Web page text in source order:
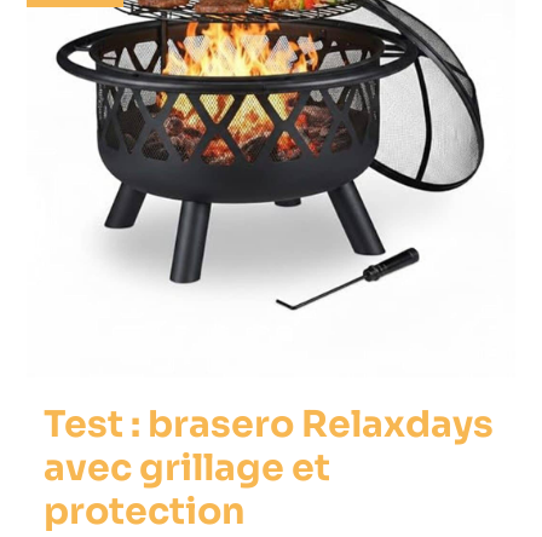
Test : brasero Relaxdays
avec grillage et
protection